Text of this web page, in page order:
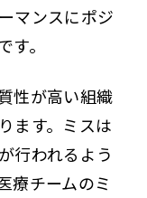
マンスにポジ
。
性が高い組織
ます。ミスは
行われるよう
療チームのミ